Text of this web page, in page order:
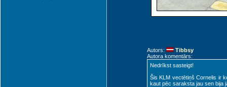
Autors:
Tibbsy
Autora komentārs:
Nedrīkst sasteigt!
Šis KLM vectētiņš Cornelis ir
kaut pēc saraksta jau sen bija